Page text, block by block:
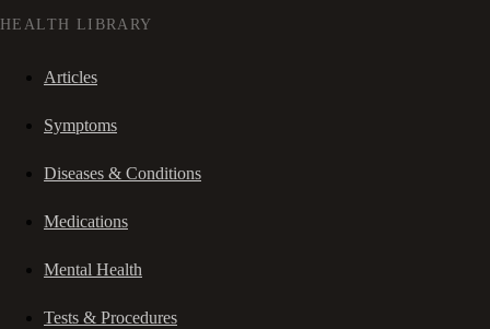
HEALTH LIBRARY
Articles
Symptoms
Diseases & Conditions
Medications
Mental Health
Tests & Procedures